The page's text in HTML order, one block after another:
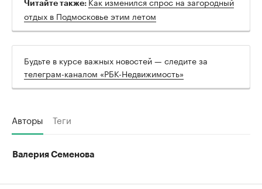
Читайте также:
отдых в Подмосковье этим летом
Будьте в курсе важных новостей — следите за
телеграм-каналом «РБК-Недвижимость»
Авторы Теги
Валерия Семенова